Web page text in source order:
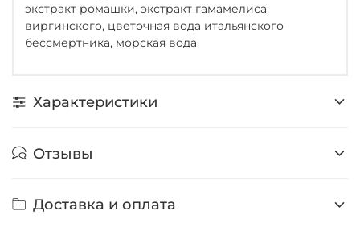
экстракт ромашки, экстракт гамамелиса
виргинского, цветочная вода итальянского
бессмертника, морская вода
Характеристики
Отзывы
Доставка и оплата